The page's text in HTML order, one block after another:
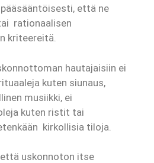
että ne
rationaalisen
kriteereitä.
hautajaisiin ei
kuten siunaus,
musiikki, ei
kuten ristit tai
kirkollisia tiloja.
uskonnoton itse